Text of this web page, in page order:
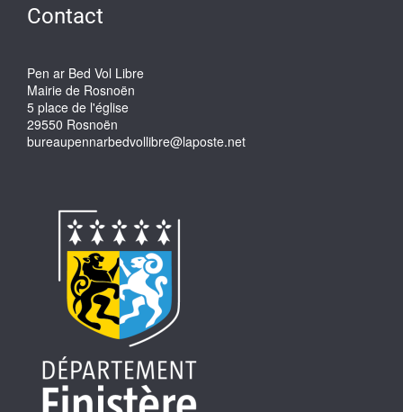
Contact
Pen ar Bed Vol Libre
Mairie de Rosnoën
5 place de l'église
29550 Rosnoën
bureaupennarbedvollibre@laposte.net